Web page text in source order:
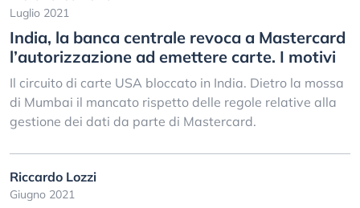
Luglio 2021
India, la banca centrale revoca a Mastercard
l’autorizzazione ad emettere carte. I motivi
Il circuito di carte USA bloccato in India. Dietro la mossa
di Mumbai il mancato rispetto delle regole relative alla
gestione dei dati da parte di Mastercard.
Riccardo Lozzi
Giugno 2021